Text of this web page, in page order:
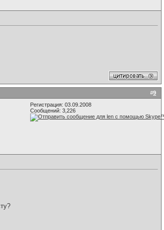
#9
Регистрация: 03.09.2008
Сообщений: 3,226